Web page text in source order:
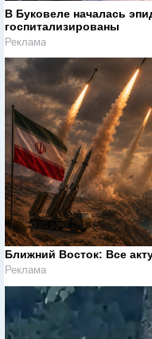
В Буковеле началась
госпитализированы
Реклама
Ближний Восток: Все
Реклама